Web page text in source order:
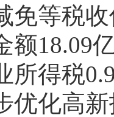
免等税
额18.09
所得税
优化高